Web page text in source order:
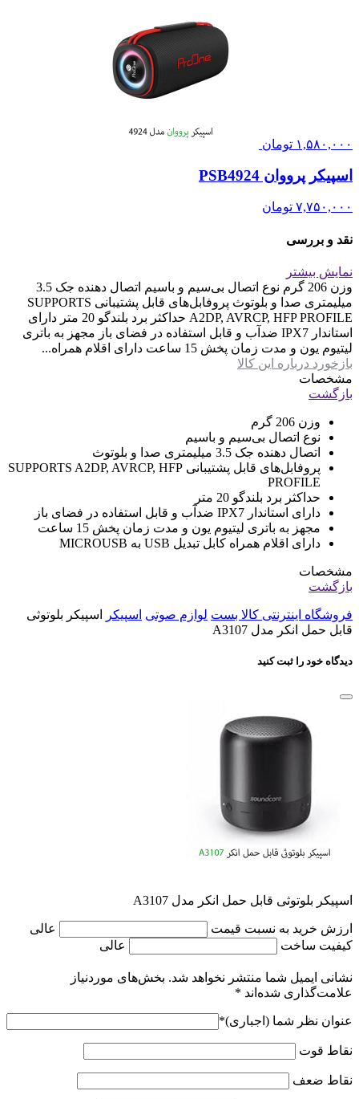
۱,۵۸۰,۰۰۰ تومان
اسپیکر پرووان PSB4924
۷,۷۵۰,۰۰۰ تومان
نقد و بررسی
نمایش بیشتر
وزن 206 گرم نوع اتصال بی‌سیم و باسیم اتصال دهنده جک 3.5
میلیمتری صدا و بلوتوث پروفابل‌های قابل پشتیبانی SUPPORTS
A2DP, AVRCP, HFP PROFILE حداکثر برد بلندگو 20 متر دارای
استاندار IPX7 ضدآب و قابل استفاده در فضای باز مجهز به باتری
لیتیوم یون و مدت زمان پخش 15 ساعت دارای اقلام همراه...
بازخورد درباره این کالا
مشخصات
بازگشت
وزن 206 گرم
نوع اتصال بی‌سیم و باسیم
اتصال دهنده جک 3.5 میلیمتری صدا و بلوتوث
پروفابل‌های قابل پشتیبانی SUPPORTS A2DP, AVRCP, HFP
PROFILE
حداکثر برد بلندگو 20 متر
دارای استاندار IPX7 ضدآب و قابل استفاده در فضای باز
مجهز به باتری لیتیوم یون و مدت زمان پخش 15 ساعت
دارای اقلام همراه کابل تبدیل USB به MICROUSB
مشخصات
بازگشت
فروشگاه اینترنتی کالا بست لوازم صوتی اسپیکر
اسپیکر بلوتوثی
قابل حمل انکر مدل A3107
دیدگاه خود را ثبت کنید
اسپیکر بلوتوثی قابل حمل انکر مدل A3107
ارزش خرید به نسبت قیمت
عالی
کیفیت ساخت
عالی
نشانی ایمیل شما منتشر نخواهد شد. بخش‌های موردنیاز
علامت‌گذاری شده‌اند *
عنوان نظر شما (اجباری)*
نقاط قوت
نقاط ضعف